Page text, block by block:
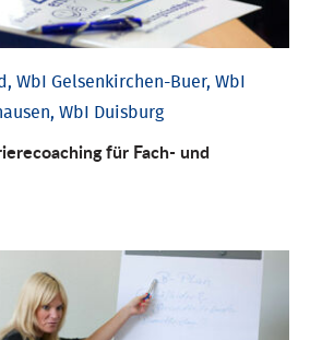
WbI Gelsenkirchen-Buer, WbI
WbI Duisburg
für Fach-­ und